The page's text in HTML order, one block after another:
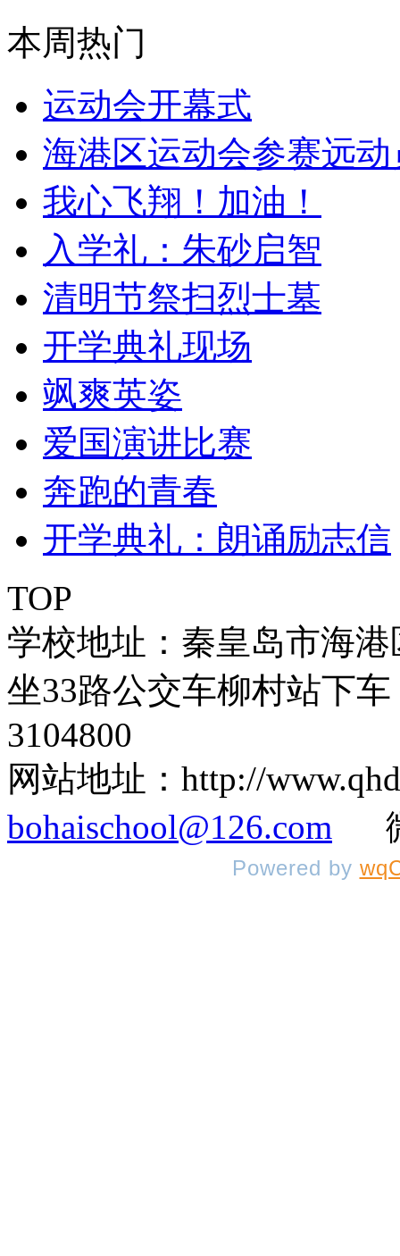
本周热门
运动会开幕式
海港区运动会参赛远
我心飞翔！加油！
入学礼：朱砂启智
清明节祭扫烈士墓
开学典礼现场
飒爽英姿
爱国演讲比赛
奔跑的青春
开学典礼：朗诵励志信
TOP
学校地址：秦皇岛市海
坐33路公交车柳村站下
3104800
网站地址：http://
bohaischool@126.com 微
Powered by